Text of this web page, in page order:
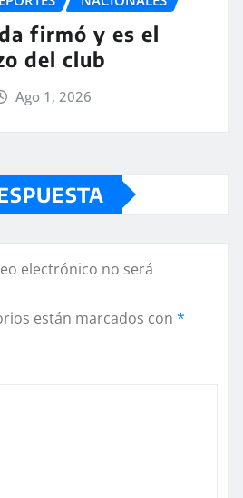
firmó y es el
del club
Ago 1, 2026
electrónico no será
están marcados con *